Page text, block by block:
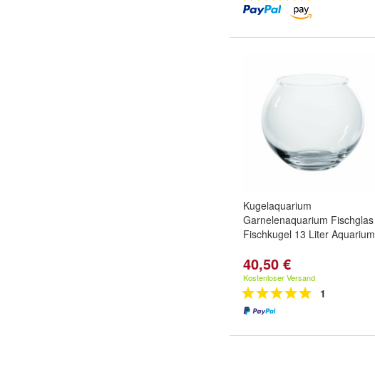
Kugelaquarium
Garnelenaquarium Fischglas
Fischkugel 13 Liter Aquarium
40,50 €
Kostenloser Versand
1